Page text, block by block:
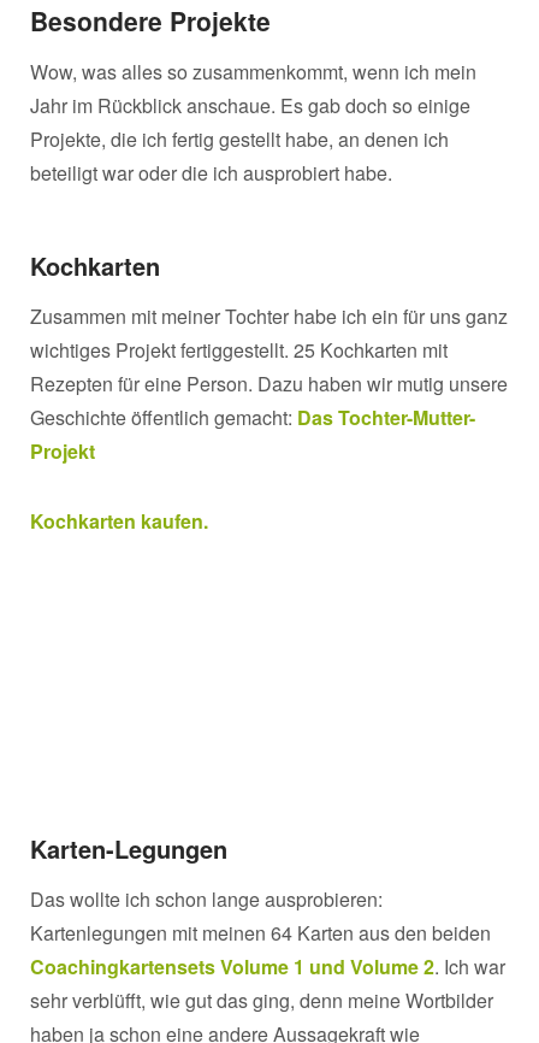
Besondere Projekte
Wow, was alles so zusammenkommt, wenn ich mein
Jahr im Rückblick anschaue. Es gab doch so einige
Projekte, die ich fertig gestellt habe, an denen ich
beteiligt war oder die ich ausprobiert habe.
Kochkarten
Zusammen mit meiner Tochter habe ich ein für uns ganz
wichtiges Projekt fertiggestellt. 25 Kochkarten mit
Rezepten für eine Person. Dazu haben wir mutig unsere
Geschichte öffentlich gemacht: Das Tochter-Mutter-
Projekt
Kochkarten kaufen.
Karten-Legungen
Das wollte ich schon lange ausprobieren:
Kartenlegungen mit meinen 64 Karten aus den beiden
Coachingkartensets Volume 1 und Volume 2. Ich war
sehr verblüfft, wie gut das ging, denn meine Wortbilder
haben ja schon eine andere Aussagekraft wie